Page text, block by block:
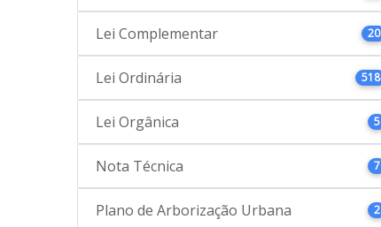
Lei Complementar 20
Lei Ordinária 518
Lei Orgânica 5
Nota Técnica 7
Plano de Arborização Urbana 2